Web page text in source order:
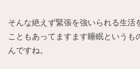
そんな絶えず緊張を強いられる生活
こともあってますます睡眠というも
んですね。